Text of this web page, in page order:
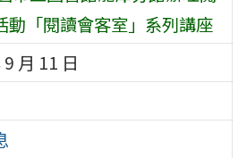
動「閱讀會客室」系列講座
月 11 日